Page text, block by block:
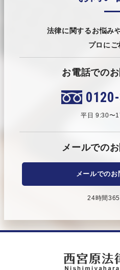
法律に関するお悩み
プロにご
お電話での
平日 9:30〜
メールでの
メールでのお
24時間